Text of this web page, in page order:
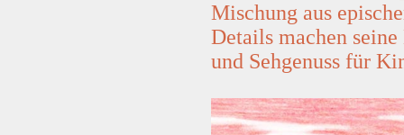
Mischung aus
Details machen
und Sehgenuss für